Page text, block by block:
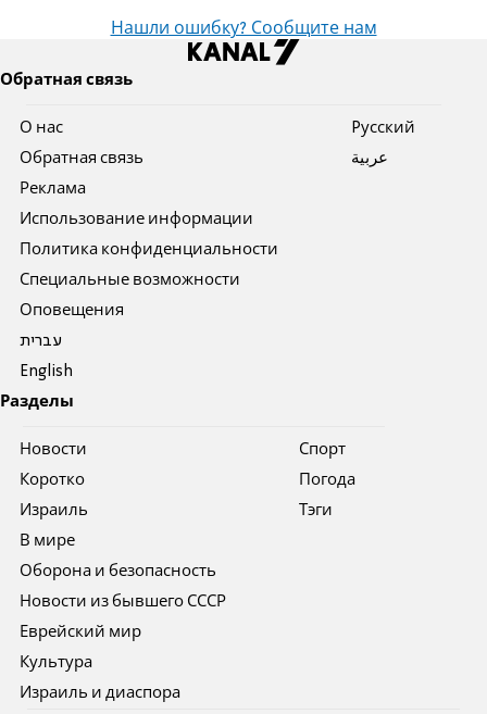
Нашли ошибку? Сообщите нам
Обратная связь
О нас
Обратная связь
Реклама
Использование информации
Политика конфиденциальности
Специальные возможности
Оповещения
עברית
English
Pусский
عربية
Разделы
Новости
Коротко
Израиль
В мире
Оборона и безопасность
Новости из бывшего СССР
Еврейский мир
Культура
Израиль и диаспора
Спорт
Погода
Тэги